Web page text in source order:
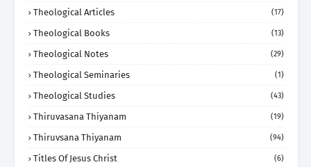
Theological Articles (17)
Theological Books (13)
Theological Notes (29)
Theological Seminaries (1)
Theological Studies (43)
Thiruvasana Thiyanam (19)
Thiruvsana Thiyanam (94)
Titles Of Jesus Christ (6)